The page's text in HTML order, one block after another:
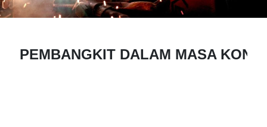
PEMBANGKIT DALAM MASA